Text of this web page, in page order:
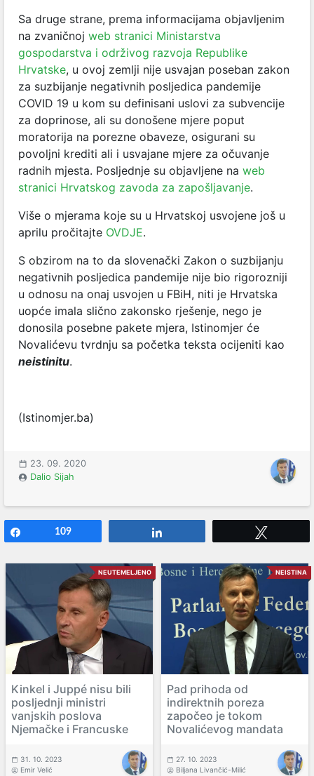
Sa druge strane, prema informacijama objavljenim
na zvaničnoj web stranici Ministarstva
gospodarstva i održivog razvoja Republike
Hrvatske, u ovoj zemlji nije usvajan poseban zakon
za suzbijanje negativnih posljedica pandemije
COVID 19 u kom su definisani uslovi za subvencije
za doprinose, ali su donošene mjere poput
moratorija na porezne obaveze, osigurani su
povoljni krediti ali i usvajane mjere za očuvanje
radnih mjesta. Posljednje su objavljene na web
stranici Hrvatskog zavoda za zapošljavanje.
Više o mjerama koje su u Hrvatskoj usvojene još u
aprilu pročitajte OVDJE.
S obzirom na to da slovenački Zakon o suzbijanju
negativnih posljedica pandemije nije bio rigorozniji
u odnosu na onaj usvojen u FBiH, niti je Hrvatska
uopće imala slično zakonsko rješenje, nego je
donosila posebne pakete mjera, Istinomjer će
Novalićevu tvrdnju sa početka teksta ocijeniti kao
neistinitu.
(Istinomjer.ba)
23. 09. 2020
Dalio Sijah
109
NEUTEMELJENO
Kinkel i Juppé nisu bili
posljednji ministri
vanjskih poslova
Njemačke i Francuske
31. 10. 2023
Emir Velić
NEISTINA
Pad prihoda od
indirektnih poreza
započeo je tokom
Novalićevog mandata
27. 10. 2023
Biljana Livančić-Milić